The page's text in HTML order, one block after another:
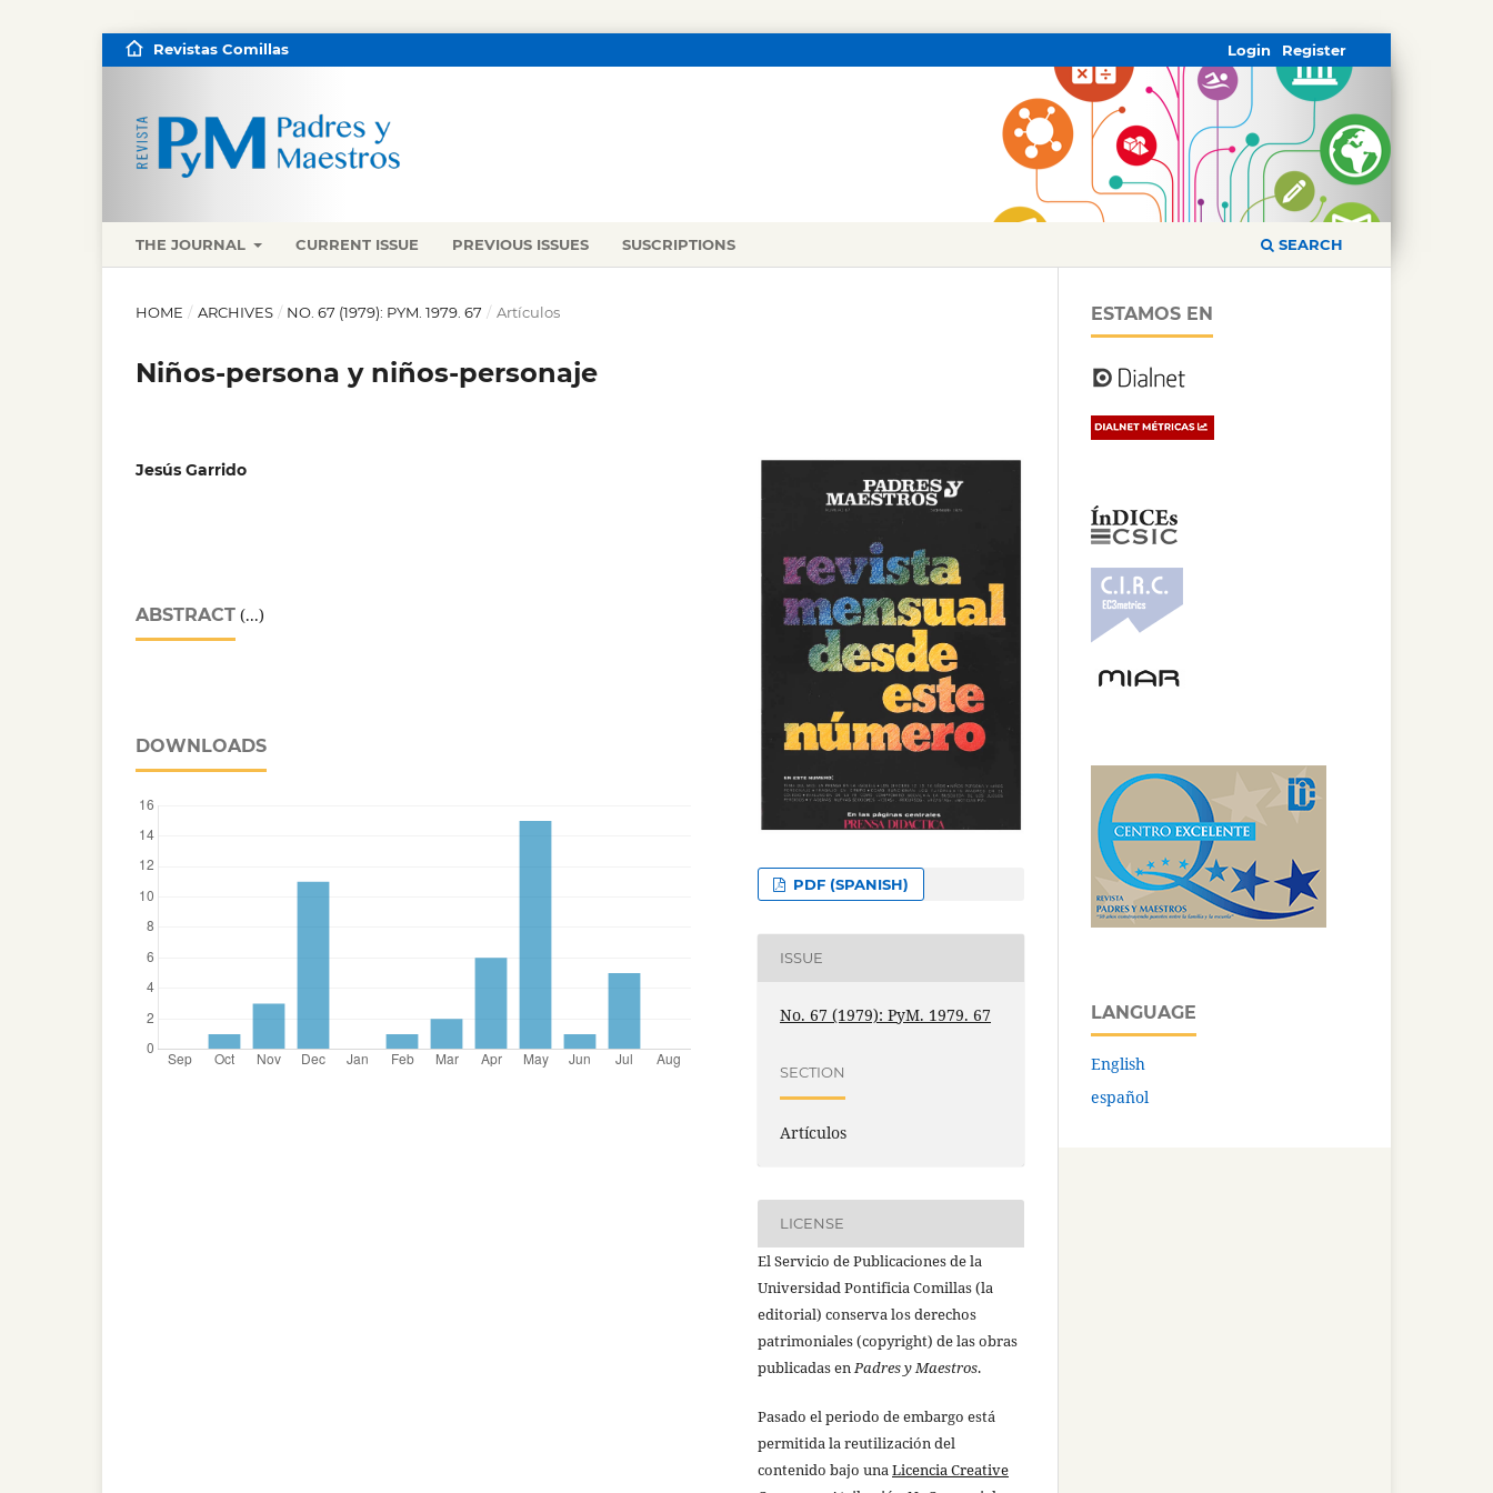
THE JOURNAL CURRENT ISSUE PREVIOUS ISSUES SUSCRIPTIONS SEARCH
Revistas Comillas Register
Login
HOME / ARCHIVES / NO. 67 (1979): PYM. 1979. 67 / Artículos
Niños-persona y niños-personaje
Jesús Garrido
ABSTRACT (...)
DOWNLOADS
PDF (SPANISH)
ISSUE
No. 67 (1979): PyM. 1979. 67
SECTION
Artículos
LICENSE
El Servicio de Publicaciones de la
Universidad Pontificia Comillas (la
editorial) conserva los derechos
patrimoniales (copyright) de las obras
publicadas enPadres y Maestros.
Pasado el periodo de embargo está
permitida la reutilización del
contenido bajo unaLicencia Creative
ESTAMOS EN
LANGUAGE
English
español